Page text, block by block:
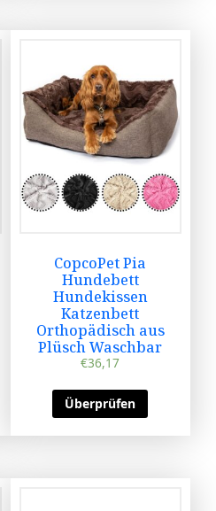
CopcoPet Pia
Hundebett
Hundekissen
Katzenbett
Orthopädisch aus
Plüsch Waschbar
€36,17
Überprüfen